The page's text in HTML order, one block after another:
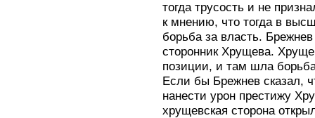
тогда трусость и не
к мнению, что тогда в
борьба за власть.
сторонник Хрущева.
позиции, и там шла
Если бы Брежнев сказал,
нанести урон престижу
хрущевская сторона